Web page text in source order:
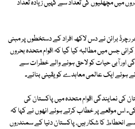
میں مچھلیوں کی تعداد سے کہیں زیادہ تعداد
رچرڈ برائن نے دس لاکھ افراد کے دستخطوں پر مبنی
جس میں مطالبہ کیا گیا کہ اقوام متحدہ بحروں
اور آبی حیات کو لاحق ہونے والے خطرات سے
ہوئے ایک عالمی معاہدے کو یقینی بنائے۔
کی نمایندگی اقوام متحدہ میں پاکستان کی
اس موقعے پر خطاب کرتے ہوئے انھوں نے کہا کہ
انحطاط کا شکار ہیں، پاکستان دنیا کے سمندروں